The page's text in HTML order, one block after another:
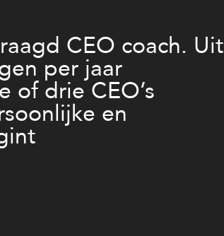
CEO coach. Uit
per jaar
of drie CEO’s
en